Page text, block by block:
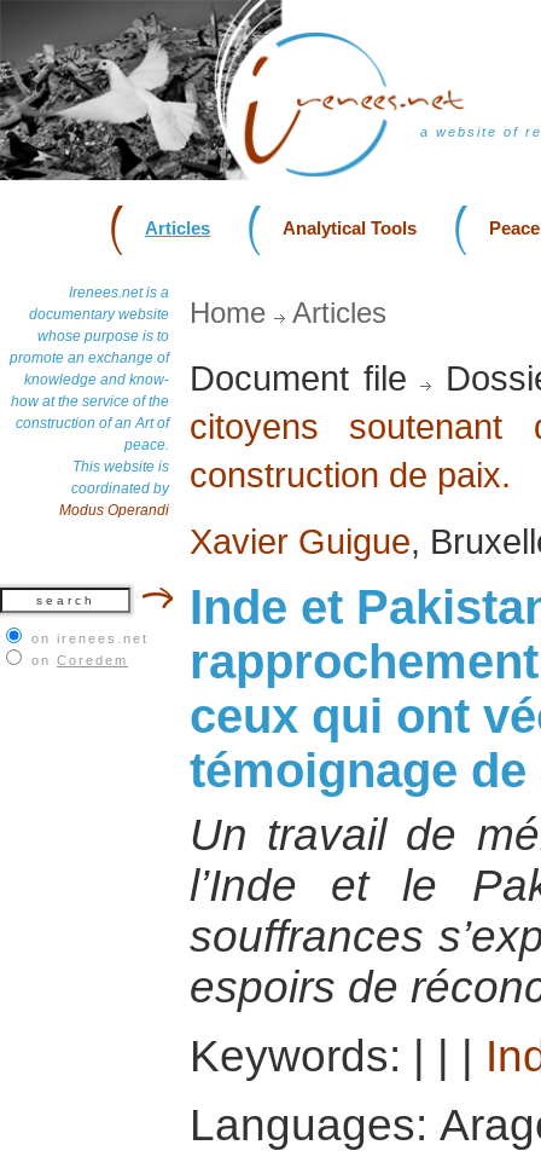
a website of
Articles Analytical Tools
Irenees.net is a
documentary website
whose purpose is to
promote an exchange of
knowledge and know-
how at the service of the
construction of an Art of
peace.
This website is
coordinated by
Modus Operandi
on irenees.net
on Coredem
Home Articles
Document file
citoyens
construction de paix.
Xavier Guigue,
Inde et
ceux qui ont
témoignage
Un travail de
l’Inde et le
souffrances
espoirs de
Keywords:
Languages: